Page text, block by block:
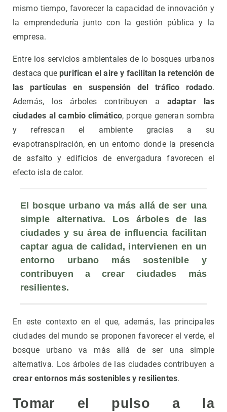
mismo tiempo, favorecer la capacidad de innovación y
la emprendeduría junto con la gestión pública y la
empresa.
Entre los servicios ambientales de lo bosques urbanos
destaca quepurifican el aire y facilitan la retención de
las partículas en suspensión del tráfico rodado.
Además, los árboles contribuyen a adaptar las
ciudades al cambio climático, porque generan sombra
y refrescan el ambiente gracias a su
evapotranspiración, en un entorno donde la presencia
de asfalto y edificios de envergadura favorecen el
efecto isla de calor.
El bosque urbano va más allá de ser una
simple alternativa. Los árboles de las
ciudades y su área de influencia facilitan
captar agua de calidad, intervienen en un
entorno urbano más sostenible y
contribuyen a crear ciudades más
resilientes.
En este contexto en el que, además, las principales
ciudades del mundo se proponen favorecer el verde, el
bosque urbano va más allá de ser una simple
alternativa. Los árboles de las ciudades contribuyen a
crear entornos más sostenibles y resilientes.
Tomar el pulso a la